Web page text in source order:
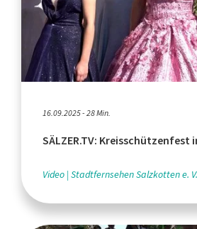
16.09.2025 - 28 Min.
SÄLZER.TV: Kreisschützenfest
Video Stadtfernsehen Salzkotten e. V.